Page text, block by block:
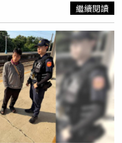
新竹等跨區通勤需求高的區域
增開北中直達普悠瑪列車，希
不少通勤族認為，桃園與新竹
其竹科帶動大量雙北往返需
擁擠、通勤時間拉長等問題，
短交通時間，也讓不少科技業
整外，六家支線也成為此次改
每日增加12列區間車，整體運
續暴增，高鐵新竹站與竹科
過去不少民眾抱怨「月台像演
被視為改善通勤品質的重要措
步強化北宜運輸能力，除增
繼續閱讀